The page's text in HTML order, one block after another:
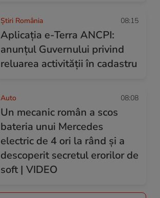
Știri România 08:15
Aplicația e-Terra ANCPI:
anunțul Guvernului privind
reluarea activității în cadastru
Auto 08:08
Un mecanic român a scos
bateria unui Mercedes
electric de 4 ori la rând și a
descoperit secretul erorilor de
soft | VIDEO